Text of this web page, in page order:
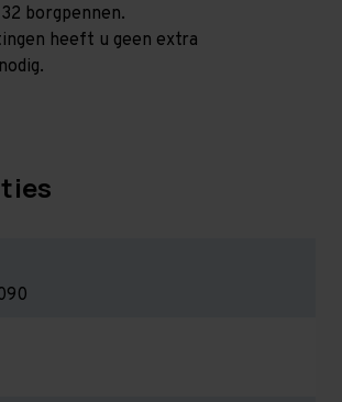
borgpennen.
heeft u geen extra